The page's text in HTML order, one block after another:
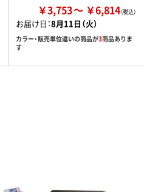
￥3,753 ￥6,814
お届け日：8月11日（火）
カラー・販売単位違いの商品が3商品ありま
す